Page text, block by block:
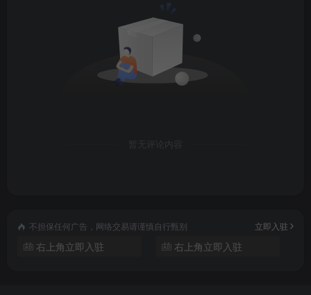
060、0.拼日报—模型介绍.mp4.mp4
061、1.拼日报—路径导出.mp4.mp4
063、3.拼日报—订单表.mp4.mp4
066、6.拼多多日报—推广表.mp4.mp4
暂无评论内容
不担保任何广告，网络交易请谨慎自行甄别 立即入驻
右上角立即入驻 右上角立即入驻